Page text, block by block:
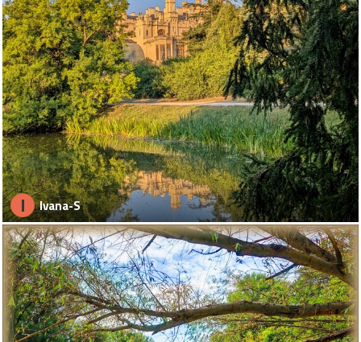
I Ivana-S